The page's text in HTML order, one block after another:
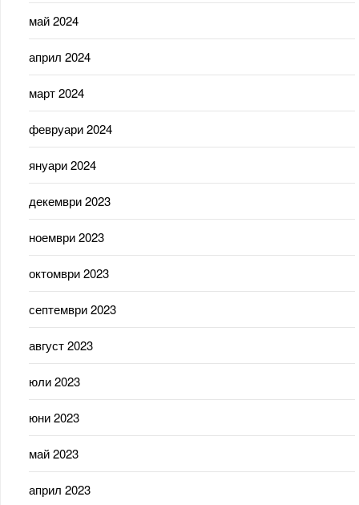
май 2024
април 2024
март 2024
февруари 2024
януари 2024
декември 2023
ноември 2023
октомври 2023
септември 2023
август 2023
юли 2023
юни 2023
май 2023
април 2023